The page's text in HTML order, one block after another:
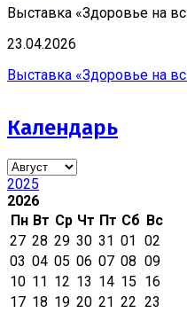
Выставка «Здоровье на
23.04.2026
Выставка «Здоровье на
Календарь
2025
2026
Пн Вт Ср Чт Пт Сб Вс
27 28 29 30 31 01 02
03 04 05 06 07 08 09
10 11 12 13 14 15 16
17 18 19 20 21 22 23